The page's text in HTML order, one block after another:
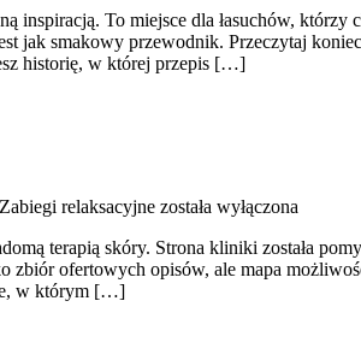
inspiracją. To miejsce dla łasuchów,
jak smakowy przewodnik. Przeczytaj
historię, w której przepis […]
relaksacyjne została wyłączona
terapią skóry. Strona kliniki została
ofertowych opisów, ale mapa
w którym […]